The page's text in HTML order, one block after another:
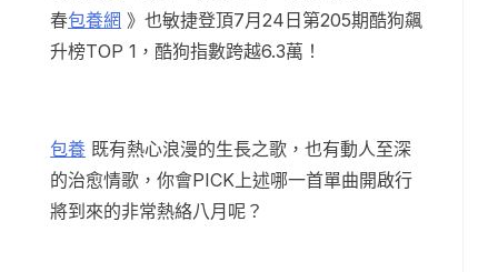
春包養網 》也敏捷登頂7月24日第205期酷狗飆
升榜TOP 1，酷狗指數跨越6.3萬！
包養 既有熱心浪漫的生長之歌，也有動人至深
的治愈情歌，你會PICK上述哪一首單曲開啟行
將到來的非常熱絡八月呢？